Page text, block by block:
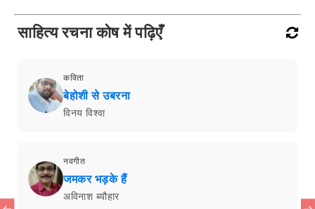
साहित्य रचना कोष में पढ़िएँ
कविता
बेहोशी से उबरना
विनय विश्वा
नवगीत
जमकर भड़के हैं
अविनाश ब्यौहार